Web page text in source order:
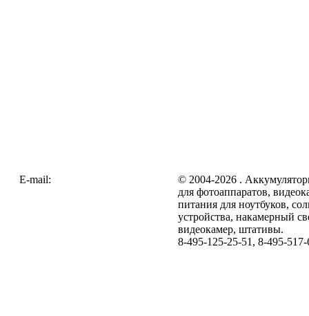
E-mail:
© 2004-2026 .
для фотоаппаратов,
питания для ноутбуков,
устройства, накамерный
видеокамер, штативы.
8-495-125-25-51, 8-495-